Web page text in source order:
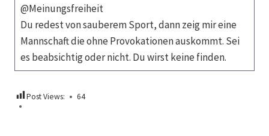
@Meinungsfreiheit
Du redest von sauberem Sport, dann zeig mir eine
Mannschaft die ohne Provokationen auskommt. Sei
es beabsichtig oder nicht. Du wirst keine finden.
Post Views: 64